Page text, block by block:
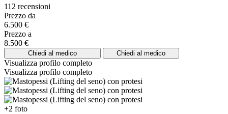
112 recensioni
Prezzo da
6.500 €
Prezzo a
8.500 €
Chiedi al medico Chiedi al medico
Visualizza profilo completo
Visualizza profilo completo
+2 foto